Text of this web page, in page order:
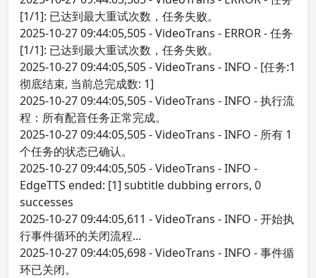
[1/1]: 已达到最大重试次数，任务失败。
2025-10-27 09:44:05,505 - VideoTrans - ERROR - 任务
[1/1]: 已达到最大重试次数，任务失败。
2025-10-27 09:44:05,505 - VideoTrans - INFO - [任务:1
彻底结束, 当前总完成数: 1]
2025-10-27 09:44:05,505 - VideoTrans - INFO - 执行流
程：所有配音任务正常完成。
2025-10-27 09:44:05,505 - VideoTrans - INFO - 所有 1
个任务的状态已确认。
2025-10-27 09:44:05,505 - VideoTrans - INFO -
EdgeTTS ended: [1] subtitle dubbing errors, 0
successes
2025-10-27 09:44:05,611 - VideoTrans - INFO - 开始执
行事件循环的关闭流程...
2025-10-27 09:44:05,698 - VideoTrans - INFO - 事件循
环已关闭。